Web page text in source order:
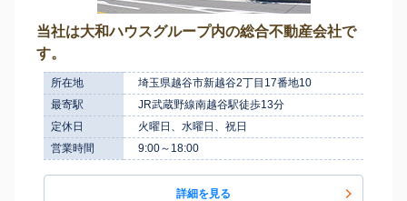
当社は大和ハウスグループ内の総合不動産会社で
す。
所在地
埼玉県越谷市新越谷2丁目17番地10
最寄駅
JR武蔵野線南越谷駅徒歩13分
定休日
火曜日、水曜日、祝日
営業時間
9:00～18:00
詳細を見る